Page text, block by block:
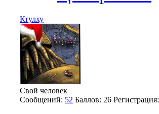
Ктулху
Свой человек
Сообщений: 52 Баллов: 26 Регистрация: